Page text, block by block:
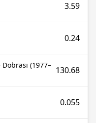
3.59
0.24
(1977– 130.68
0.055